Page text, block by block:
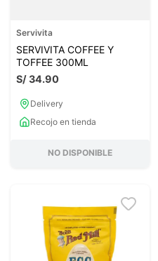
Servivita
SERVIVITA COFFEE Y
TOFFEE 300ML
S/34.90
Delivery
Recojo en tienda
NO DISPONIBLE